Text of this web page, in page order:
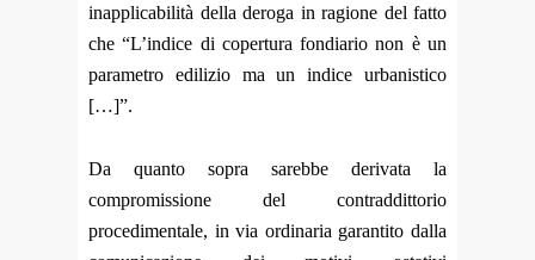
inapplicabilità della deroga in ragione del fatto
che “L’indice di copertura fondiario non è un
parametro edilizio ma un indice urbanistico
[…]”.
Da quanto sopra sarebbe derivata la
compromissione del contraddittorio
procedimentale, in via ordinaria garantito dalla